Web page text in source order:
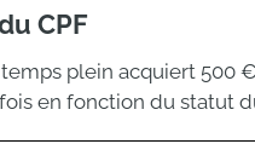
CPF
plein acquiert
en fonction du statut